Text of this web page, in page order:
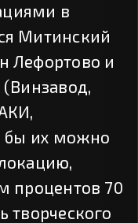
в
Митинский
Лефортово и
(Винзавод,
бы их можно
процентов 70
творческого